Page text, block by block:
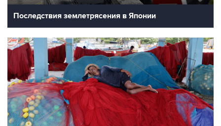
Последствия землетрясения в Японии